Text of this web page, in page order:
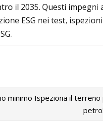
il 2035. Questi impegni
ESG nei test,
minimo Ispeziona il